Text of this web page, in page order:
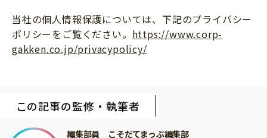
当社の個人情報保護については、下記のプライバシー
ポリシーをご覧ください。 https://www.corp-
gakken.co.jp/privacypolicy/
この記事の監修・執筆者
編集部員 こそだてまっぷ編集部